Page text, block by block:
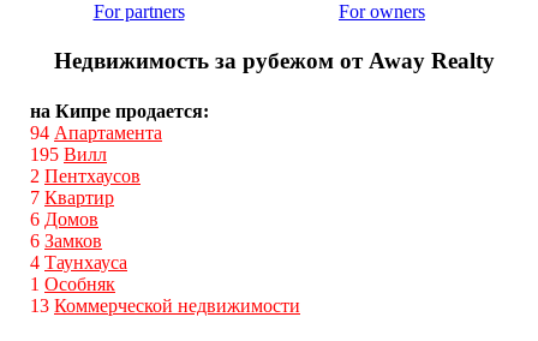
For partners For owners
Недвижимость за рубежом от Away Realty
на Кипре продается:
94 Апартамента
195 Вилл
2 Пентхаусов
7 Квартир
6 Домов
6 Замков
4 Таунхауса
1 Особняк
13 Коммерческой недвижимости